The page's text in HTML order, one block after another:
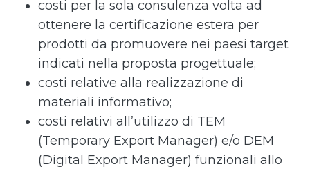
costi per la sola consulenza volta ad
ottenere la certificazione estera per
prodotti da promuovere nei paesi target
indicati nella proposta progettuale;
costi relative alla realizzazione di
materiali informativo;
costi relativi all’utilizzo di TEM
(Temporary Export Manager) e/o DEM
(Digital Export Manager) funzionali allo